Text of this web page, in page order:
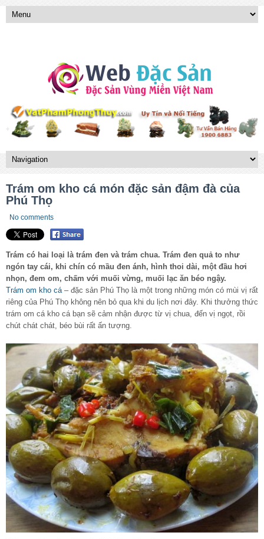
Trám om kho cá món đặc sản đậm đà của
Phú Thọ
No comments
Trám có hai loại là trám đen và trám chua. Trám đen quả to như
ngón tay cái, khi chín có mầu đen ánh, hình thoi dài, một đầu hơi
nhọn, đem om, chấm với muối vừng, muối lạc ăn béo ngậy.
Trám om kho cá– đặc sản Phú Thọ là một trong những món có mùi vị rất
riêng của Phú Thọ không nên bỏ qua khi du lịch nơi đây. Khi thưởng thức
trám om cá kho cá bạn sẽ cảm nhận được từ vị chua, đến vị ngọt, rồi
chút chát chát, béo bùi rất ấn tượng.